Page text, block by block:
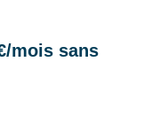
mois sans